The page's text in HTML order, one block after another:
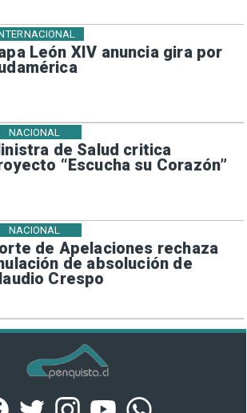
León XIV anuncia gira por
de Salud critica
“Escucha su Corazón”
NACIONAL
de Apelaciones rechaza
de absolución de
Crespo
NACIONAL